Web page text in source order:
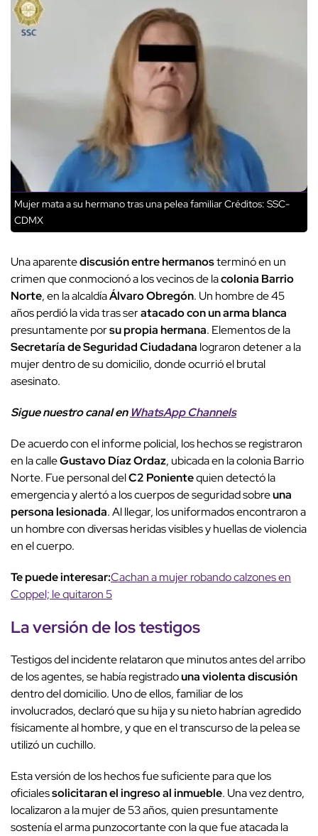
Mujer mata a su hermano tras una pelea familiarCréditos: SSC-
CDMX
Una aparentediscusión entre hermanosterminó en un
crimen que conmocionó a los vecinos de lacolonia Barrio
Norte, en la alcaldíaÁlvaro Obregón. Un hombre de 45
años perdió la vida tras seratacado con un arma blanca
presuntamente porsu propia hermana. Elementos de la
Secretaría de Seguridad Ciudadana lograron detener a la
mujer dentro de su domicilio, donde ocurrió el brutal
asesinato.
Sigue nuestro canal en WhatsApp Channels
De acuerdo con el informe policial, los hechos se registraron
en la calleGustavo Díaz Ordaz, ubicada en la colonia Barrio
Norte. Fue personal delC2 Ponientequien detectó la
emergencia y alertó a los cuerpos de seguridad sobreuna
persona lesionada. Al llegar, los uniformados encontraron a
un hombre con diversas heridas visibles y huellas de violencia
en el cuerpo.
Te puede interesar:Cachan a mujer robando calzones en
Coppel; le quitaron 5
La versión de los testigos
Testigos del incidente relataron que minutos antes del arribo
de los agentes, se había registradouna violenta discusión
dentro del domicilio. Uno de ellos, familiar de los
involucrados, declaró que su hija y su nieto habrían agredido
físicamente al hombre, y que en el transcurso de la pelea se
utilizó un cuchillo.
Esta versión de los hechos fue suficiente para que los
oficialessolicitaran el ingreso al inmueble. Una vez dentro,
localizaron a la mujer de 53 años, quien presuntamente
sostenía el arma punzocortante con la que fue atacada la